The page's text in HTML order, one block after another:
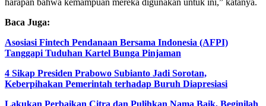
harapan bahwa kemampuan mereka digunakan untuk ini,” katanya.
Baca Juga:
Asosiasi Fintech Pendanaan Bersama Indonesia (AFPI)
Tanggapi Tuduhan Kartel Bunga Pinjaman
4 Sikap Presiden Prabowo Subianto Jadi Sorotan,
Keberpihakan Pemerintah terhadap Buruh Diapresiasi
Lakukan Perbaikan Citra dan Pulihkan Nama Baik, Beginilah